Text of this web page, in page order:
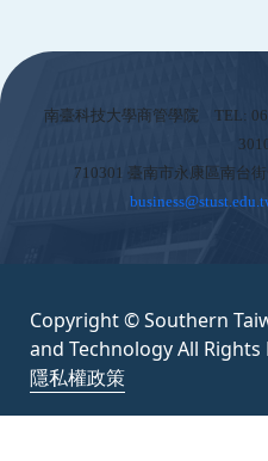
南臺科技大學商管學院 TEL:
710301 臺南市永康區南台
Copyright © Southern
and Technology All Rights
隱私權政策